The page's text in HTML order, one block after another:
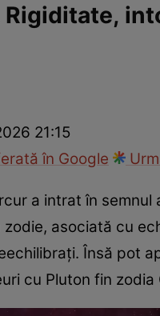
Rigiditate,
21:15
în Google
a intrat în
asociată cu
Însă pot
cu Pluton fin zodia